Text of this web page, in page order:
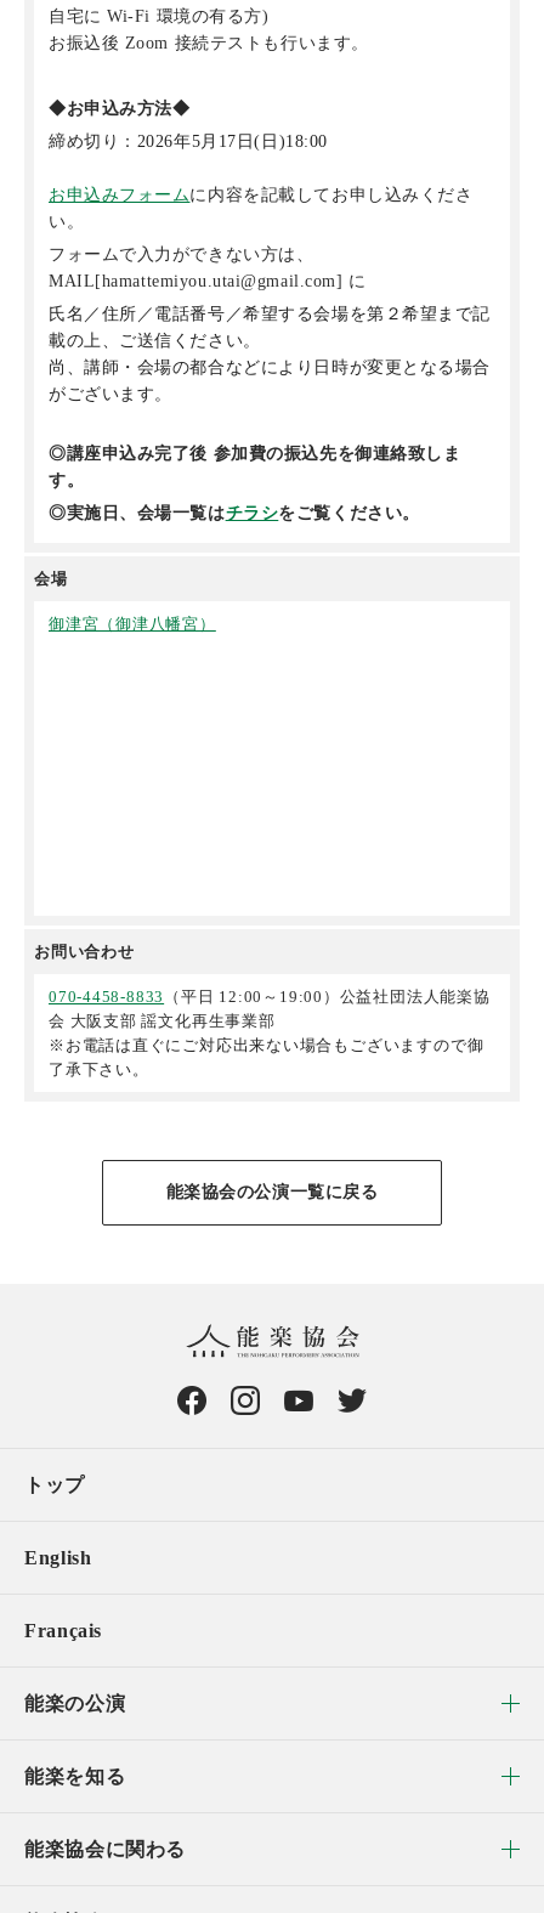
自宅に Wi-Fi 環境の有る方)
お振込後 Zoom 接続テストも行います。
◆お申込み方法◆
締め切り： 2026年5月17日(日)18:00
お申込みフォームに内容を記載してお申し込みくださ
い。
フォームで入力ができない方は、
MAIL[hamattemiyou.utai@gmail.com] に
氏名／住所／電話番号／希望する会場を第２希望まで記
載の上、ご送信ください。
尚、講師・会場の都合などにより日時が変更となる場合
がございます。
◎講座申込み完了後 参加費の振込先を御連絡致しま
す。
◎実施日、会場一覧はチラシをご覧ください。
会場
御津宮（御津八幡宮）
お問い合わせ
070-4458-8833 （平日 12:00～19:00） 公益社団法人能楽協
会 大阪支部 謡文化再生事業部
※お電話は直ぐにご対応出来ない場合もございますので御
了承下さい。
能楽協会の公演一覧に戻る
トップ
English
Français
能楽の公演
能楽を知る
能楽協会に関わる